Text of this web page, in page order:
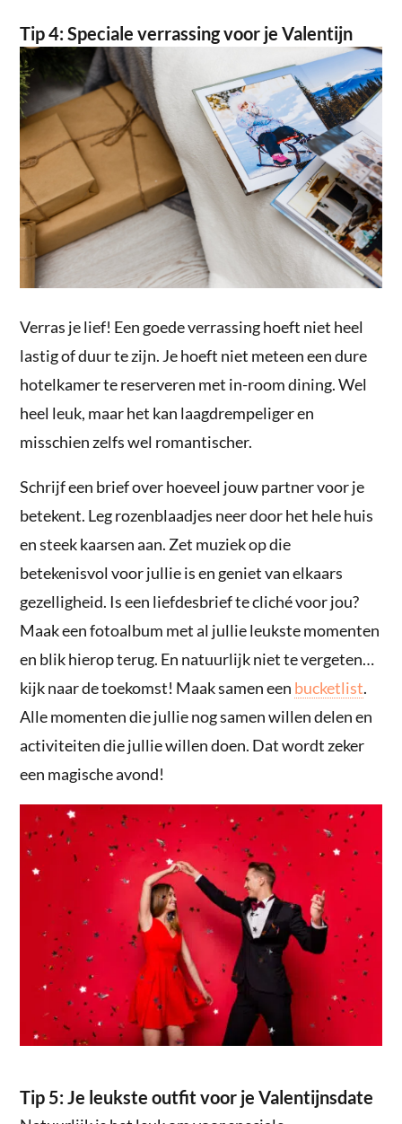
Tip 4: Speciale verrassing voor je Valentijn
Verras je lief! Een goede verrassing hoeft niet heel
lastig of duur te zijn. Je hoeft niet meteen een dure
hotelkamer te reserveren met in-room dining. Wel
heel leuk, maar het kan laagdrempeliger en
misschien zelfs wel romantischer.
Schrijf een brief over hoeveel jouw partner voor je
betekent. Leg rozenblaadjes neer door het hele huis
en steek kaarsen aan. Zet muziek op die
betekenisvol voor jullie is en geniet van elkaars
gezelligheid. Is een liefdesbrief te cliché voor jou?
Maak een fotoalbum met al jullie leukste momenten
en blik hierop terug. En natuurlijk niet te vergeten…
kijk naar de toekomst! Maak samen een bucketlist.
Alle momenten die jullie nog samen willen delen en
activiteiten die jullie willen doen. Dat wordt zeker
een magische avond!
Tip 5: Je leukste outfit voor je Valentijnsdate